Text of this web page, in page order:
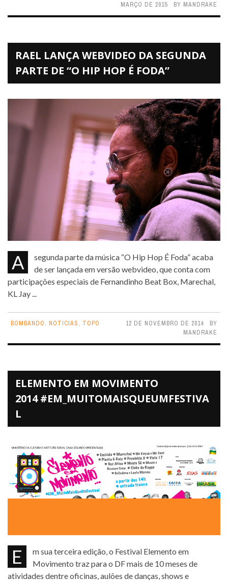
MARÇO DE 2015
BY MANDRAKE
RAEL LANÇA WEBVIDEO DA SEGUNDA
PARTE DE “O HIP HOP É FODA”
A segunda parte da música “O Hip Hop É Foda” acaba
de ser lançada em versão webvideo, que conta com
participações especiais de Fernandinho Beat Box, Marechal,
KL Jay ...
BOMBANDO, NOTICIAS, TOPO 12 DE NOVEMBRO DE 2014
BY
MANDRAKE
ELEMENTO EM MOVIMENTO
2014 #EM_MUITOMAISQUEUMFESTIVA
L
Em sua terceira edição, o Festival Elemento em
Movimento traz para o DF mais de 10 meses de
atividades dentre oficinas, aulões de danças, shows e